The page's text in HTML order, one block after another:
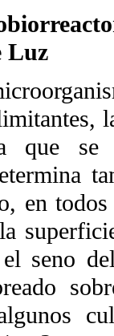
Luz
que se
en
seno